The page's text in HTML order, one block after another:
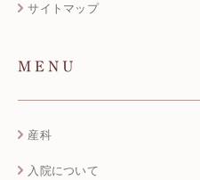
サイトマップ
MENU
産科
入院について